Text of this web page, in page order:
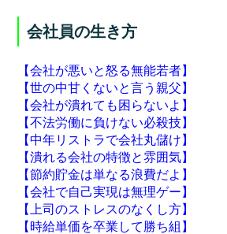
会社員の生き方
【会社が悪いと怒る無能若者】
【世の中甘くないと言う親父】
【会社が潰れても困らないよ】
【不法労働に負けない必殺技】
【中年リストラで会社丸儲け】
【潰れる会社の特徴と雰囲気】
【節約貯金は単なる浪費だよ】
【会社で自己実現は無理ゲー】
【上司のストレスのなくし方】
【時給単価を卒業して勝ち組】